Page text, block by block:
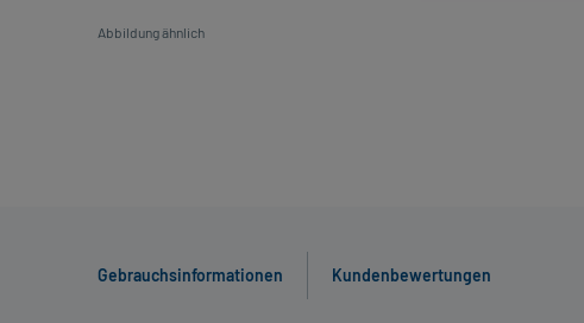
Abbildung ähnlich
Gebrauchsinformationen Kundenbewertungen